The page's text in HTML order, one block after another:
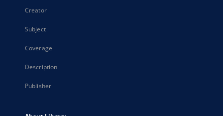
Creator
Subject
Coverage
Description
Publisher